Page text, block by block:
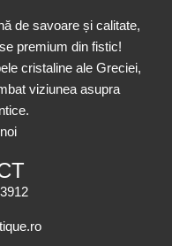
de savoare și calitate,
premium din fistic!
cristaline ale Greciei,
viziunea asupra